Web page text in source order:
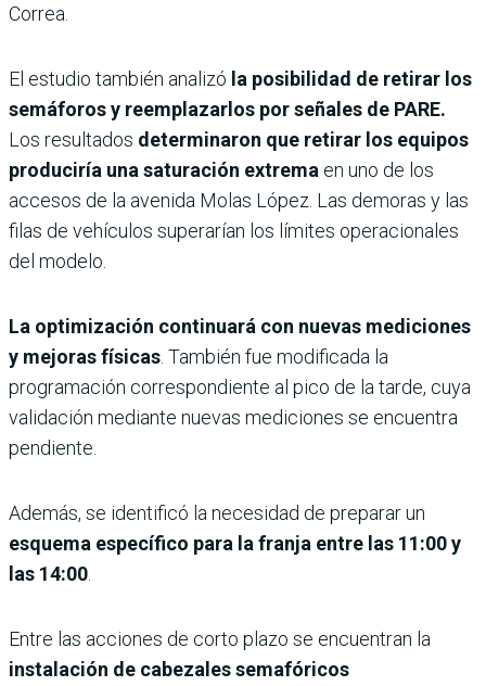
Correa.
El estudio también analizó la posibilidad de retirar los
semáforos y reemplazarlos por señales de PARE.
Los resultados determinaron que retirar los equipos
produciría una saturación extrema en uno de los
accesos de la avenida Molas López. Las demoras y las
filas de vehículos superarían los límites operacionales
del modelo.
La optimización continuará con nuevas mediciones
y mejoras físicas . También fue modificada la
programación correspondiente al pico de la tarde, cuya
validación mediante nuevas mediciones se encuentra
pendiente.
Además, se identificó la necesidad de preparar un
esquema específico para la franja entre las 11:00 y
las 14:00
Entre las acciones de corto plazo se encuentran la
instalación de cabezales semafóricos